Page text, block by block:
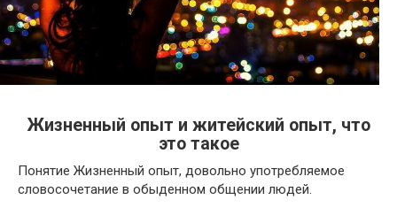
Жизненный опыт и житейский опыт, что
это такое
Понятие Жизненный опыт, довольно употребляемое
словосочетание в обыденном общении людей.